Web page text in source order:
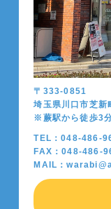
〒333-0851
埼玉県川口市芝
※蕨駅から徒歩3
TEL：048-486-
FAX：048-486-
MAIL：